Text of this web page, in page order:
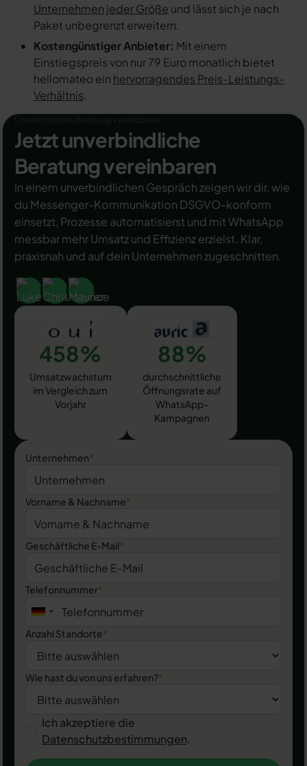
Unternehmen jeder Größe und lässt sich je nach
Paket unbegrenzt erweitern.
Kostengünstiger Anbieter: Mit einem
Einstiegspreis von nur 79 Euro monatlich bietet
hellomateo ein hervorragendes Preis-Leistungs-
Verhältnis.
Jetzt unverbindliche
Beratung vereinbaren
In einem unverbindlichen Gespräch zeigen wir dir, wie
du Messenger-Kommunikation DSGVO-konform
einsetzt, Prozesse automatisierst und mit WhatsApp
messbar mehr Umsatz und Effizienz erzielst. Klar,
praxisnah und auf dein Unternehmen zugeschnitten.
458%
Umsatzwachstum
im Vergleich zum
Vorjahr
88%
durchschnittliche
Öffnungsrate auf
WhatsApp-
Kampagnen
Unternehmen*
Vorname & Nachname*
Geschäftliche E-Mail*
Telefonnummer*
Anzahl Standorte*
Wie hast du von uns erfahren?*
Ich akzeptiere die
Datenschutzbestimmungen.